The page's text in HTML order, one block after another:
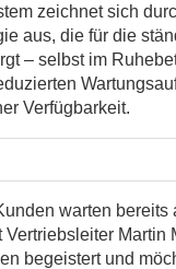
zeichnet sich
aus, die für die
– selbst im
Verfügbarkeit.
warten
Vertriebsleiter
begeistert und